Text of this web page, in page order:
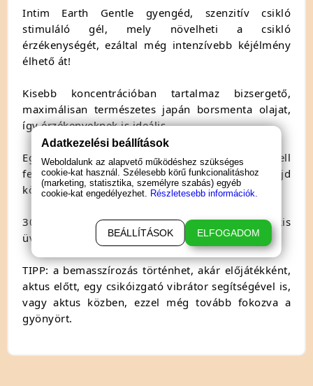
Intim Earth Gentle gyengéd, szenzitív csikló
stimuláló gél, mely növelheti a csikló
érzékenységét, ezáltal még intenzívebb kéjélmény
élhető át!
Kisebb koncentrációban tartalmaz bizsergető,
maximálisan természetes japán borsmenta olajat,
így érzékenyeknek is ideális.
Egyszerűen a csikló, érzékeny területére kell
felvinni, egy kis borsónyi nagyságút a gélből, majd
körkörös mozdulatokkal finoman bemasszírozni.
30ml-es kiszerelésben, dekoratív, műanyag kis
üvegcsében.
TIPP: a bemasszírozás történhet, akár előjátékként,
aktus előtt, egy csikóizgató vibrátor segítségével is,
vagy aktus közben, ezzel még tovább fokozva a
gyönyört.
Adatkezelési beállítások
Weboldalunk az alapvető működéshez szükséges
cookie-kat használ. Szélesebb körű funkcionalitáshoz
(marketing, statisztika, személyre szabás) egyéb
cookie-kat engedélyezhet. Részletesebb információk.
BEÁLLÍTÁSOK ELFOGADOM